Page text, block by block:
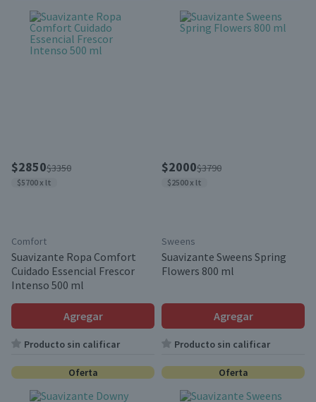
$2850$3350
$5700 x lt
Comfort
Suavizante Ropa Comfort
Cuidado Essencial Frescor
Intenso 500 ml
Agregar
Producto sin calificar
$2000$3790
$2500 x lt
Sweens
Suavizante Sweens Spring
Flowers 800 ml
Agregar
Producto sin calificar
Oferta Oferta